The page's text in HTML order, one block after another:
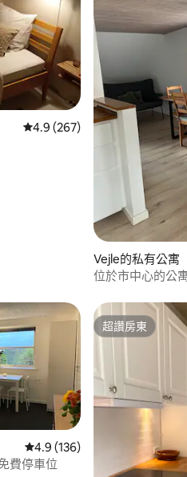
5 分）
從 267 則評價中獲得 4.9 的平
4.9 (267)
Vejle的私有公寓
位於市中心的公
從 136 則評價中獲得 4.9 的平
4.9 (136)
費停車位
超讚房東
超讚房東